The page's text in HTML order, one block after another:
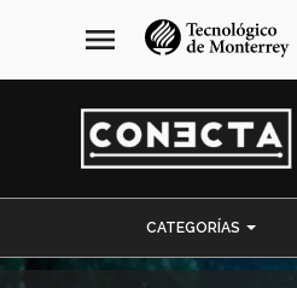
navegación
principal
menu
CATEGORÍAS